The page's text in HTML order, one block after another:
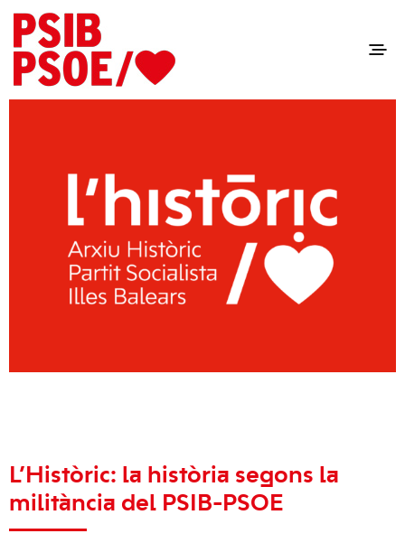
L’Històric: la història segons la
militància del PSIB-PSOE